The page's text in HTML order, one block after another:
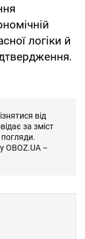
логіки й
від
за зміст
погляди.
OBOZ.UA –